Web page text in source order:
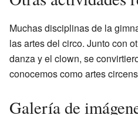
Muchas disciplinas de la
las artes del circo. Junto con
danza y el clown, se
conocemos como artes
Galería de